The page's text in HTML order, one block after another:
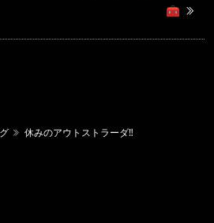
🧰
休みのアウトストラーダ‼️